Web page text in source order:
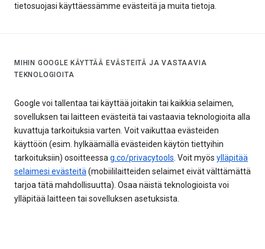
tietosuojasi käyttäessämme evästeitä ja muita tietoja.
MIHIN GOOGLE KÄYTTÄÄ EVÄSTEITÄ JA VASTAAVIA
TEKNOLOGIOITA
Google voi tallentaa tai käyttää joitakin tai kaikkia selaimen,
sovelluksen tai laitteen evästeitä tai vastaavia teknologioita alla
kuvattuja tarkoituksia varten. Voit vaikuttaa evästeiden
käyttöön (esim. hylkäämällä evästeiden käytön tiettyihin
tarkoituksiin) osoitteessag.co/privacytools. Voit myös ylläpitää
selaimesi evästeitä(mobiililaitteiden selaimet eivät välttämättä
tarjoa tätä mahdollisuutta). Osaa näistä teknologioista voi
ylläpitää laitteen tai sovelluksen asetuksista.